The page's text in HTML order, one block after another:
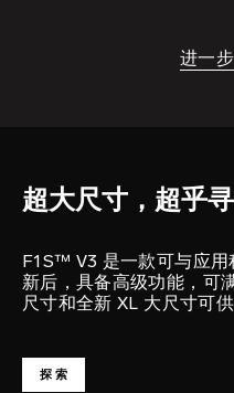
进一
超大尺寸，超乎
F1S™ V3 是一款可与应用
新后，具备高级功能，可
尺寸和全新 XL 大尺寸可供
探索